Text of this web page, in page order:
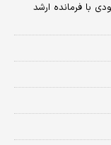
با فرمانده ارشد